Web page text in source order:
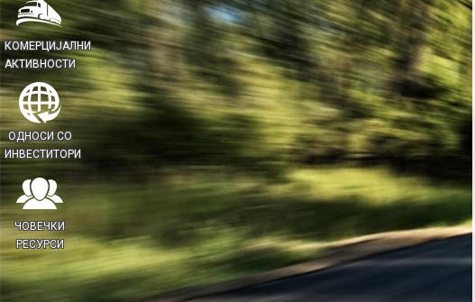
КОМЕРЦИЈАЛНИ
АКТИВНОСТИ
ОДНОСИ СО
ИНВЕСТИТОРИ
ЧОВЕЧКИ
РЕСУРСИ